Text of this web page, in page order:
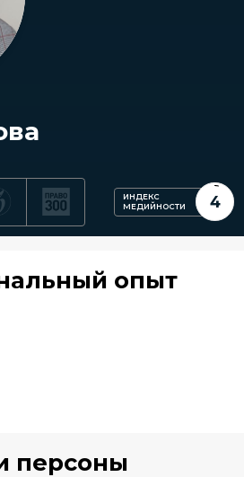
ИНДЕКС
МЕДИЙНОСТИ
4
опыт
персоны